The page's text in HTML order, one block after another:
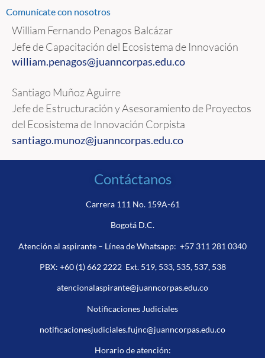
Comunícate con nosotros
William Fernando Penagos Balcázar
Jefe de Capacitación del Ecosistema de Innovación
william.penagos@juanncorpas.edu.co
Santiago Muñoz Aguirre
Jefe de Estructuración y Asesoramiento de Proyectos
del Ecosistema de Innovación Corpista
santiago.munoz@juanncorpas.edu.co
Contáctanos
Carrera 111 No. 159A-61
Bogotá D.C.
Atención al aspirante – Línea de Whatsapp: +57 311 281 0340
PBX: +60 (1) 662 2222Ext. 519, 533, 535, 537, 538
atencionalaspirante@juanncorpas.edu.co
Notificaciones Judiciales
notificacionesjudiciales.fujnc@juanncorpas.edu.co
Horario de atención: